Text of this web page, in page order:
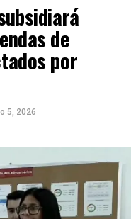
de
por
5, 2026